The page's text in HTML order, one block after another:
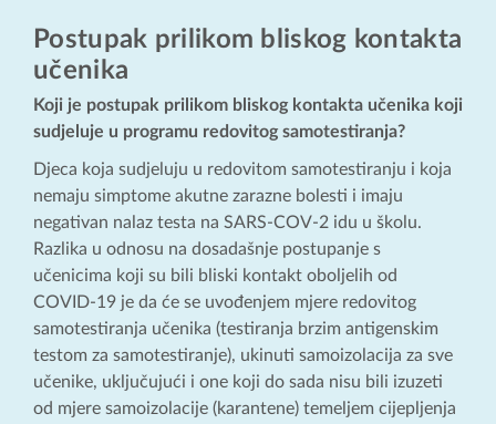
Postupak prilikom bliskog kontakta
učenika
Koji je postupak prilikom bliskog kontakta učenika koji
sudjeluje u programu redovitog samotestiranja?
Djeca koja sudjeluju u redovitom samotestiranju i koja
nemaju simptome akutne zarazne bolesti i imaju
negativan nalaz testa na SARS-COV-2 idu u školu.
Razlika u odnosu na dosadašnje postupanje s
učenicima koji su bili bliski kontakt oboljelih od
COVID-19 je da će se uvođenjem mjere redovitog
samotestiranja učenika (testiranja brzim antigenskim
testom za samotestiranje), ukinuti samoizolacija za sve
učenike, uključujući i one koji do sada nisu bili izuzeti
od mjere samoizolacije (karantene) temeljem cijepljenja